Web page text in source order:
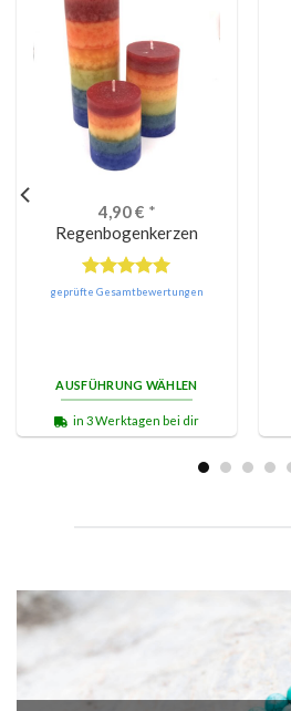
4,90€ *
Regenbogenkerzen
Bewertet
geprüfte Gesamtbewertungen
AUSFÜHRUNG WÄHLEN
in 3 Werktagen bei dir